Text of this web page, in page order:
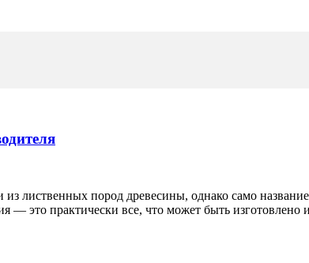
лиственных пород древесины, однако само
— это практически все, что может быть